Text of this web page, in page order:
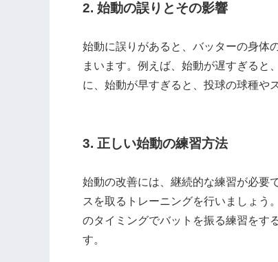
2. 始動の誤りとその影響
始動に誤りがあると、バッターの身体
まいます。例えば、始動が遅すぎると
に、始動が早すぎると、投球の球種や
3. 正しい始動の練習方法
始動の改善には、継続的な練習が必要
スを取るトレーニングを行いましょう
のタイミングでバットを振る練習をす
す。